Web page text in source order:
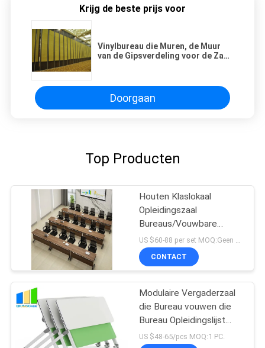
Krijg de beste prijs voor
Vinylbureau die Muren, de Muur
van de Gipsverdeling voor de Zaal
Doorgaan
Top Producten
Houten Klaslokaal
Opleidingszaal
Bureaus/Vouwbare
Conferentietafelbladen
met Wielen
US $60-88 per set MOQ:Geen MOQ, kleine ingestemde met hoeveelheid
CONTACT
Modulaire Vergaderzaal
die Bureau vouwen die
Bureau Opleidingslijst
met Wielen vouwen
US $48-65/pcs MOQ:1 PC.